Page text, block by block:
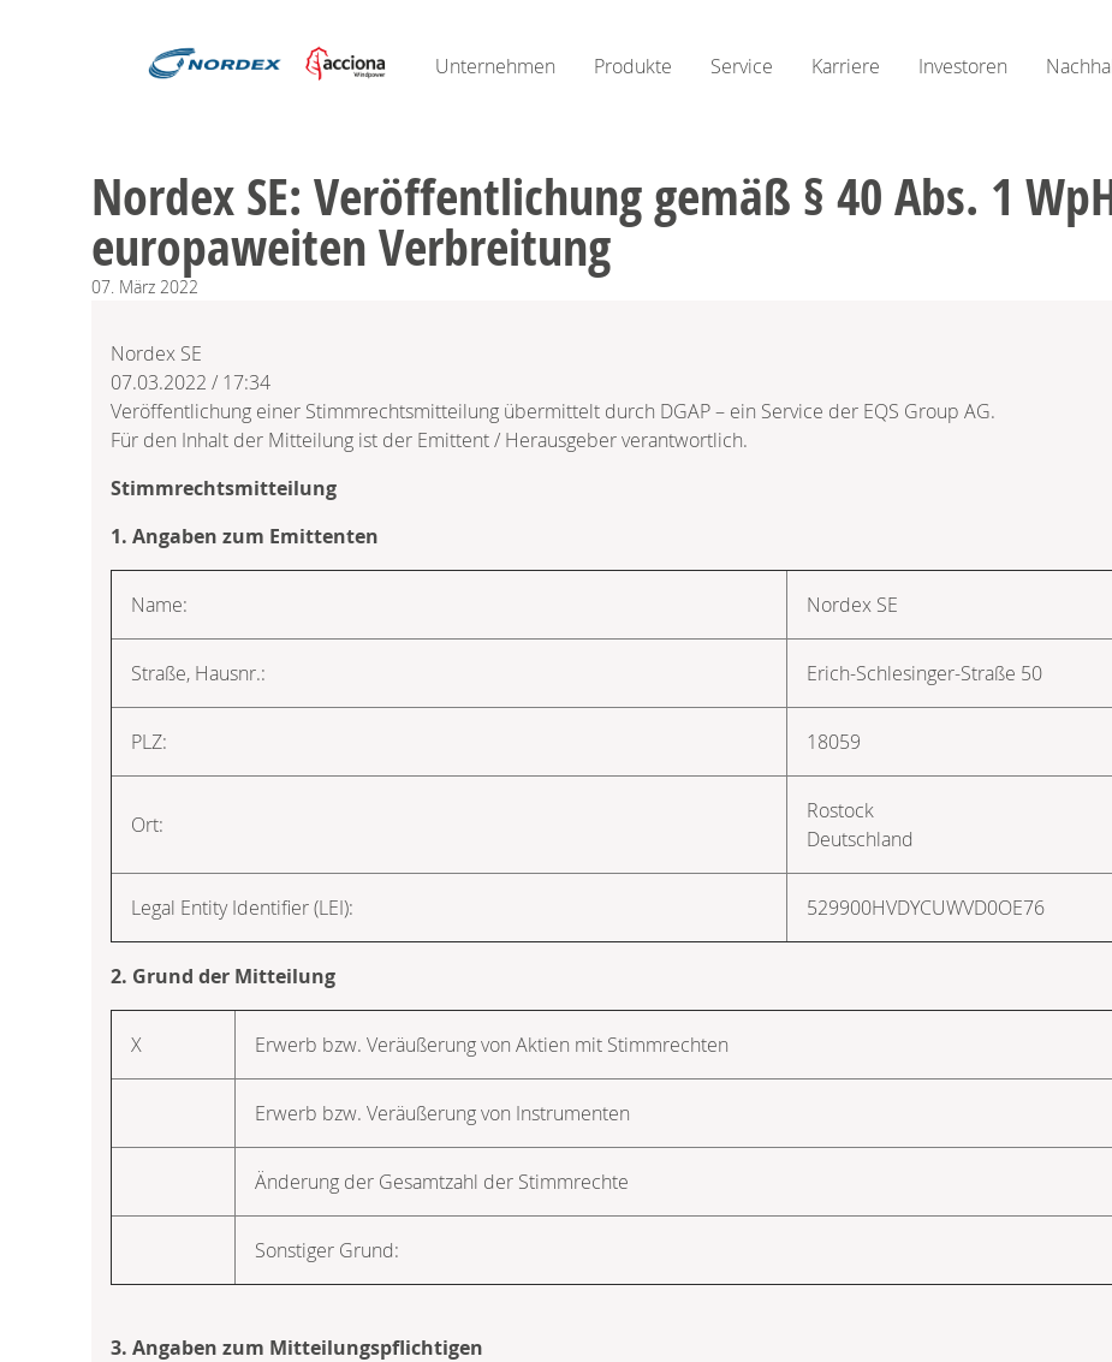
Unternehmen Produkte Service Karriere Investoren
Nordex SE: Veröffentlichung gemäß § 40 Abs. 1
europaweiten Verbreitung
07. März 2022
Nordex SE
07.03.2022 / 17:34
Veröffentlichung einer Stimmrechtsmitteilung übermittelt durch DGAP – ein Service der EQS Group AG.
Für den Inhalt der Mitteilung ist der Emittent / Herausgeber verantwortlich.
Stimmrechtsmitteilung
1. Angaben zum Emittenten
Name: Nordex SE
Straße, Hausnr.: Erich-Schlesinger-Straße 50
PLZ: 18059
Ort:
Rostock
Deutschland
Legal Entity Identifier (LEI): 529900HVDYCUWVD0OE76
2. Grund der Mitteilung
X Erwerb bzw. Veräußerung von Aktien mit Stimmrechten
Erwerb bzw. Veräußerung von Instrumenten
Änderung der Gesamtzahl der Stimmrechte
Sonstiger Grund:
3. Angaben zum Mitteilungspflichtigen